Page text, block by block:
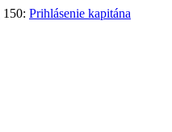
150: Prihlásenie kapitána